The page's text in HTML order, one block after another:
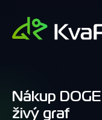
Nákup
živý graf